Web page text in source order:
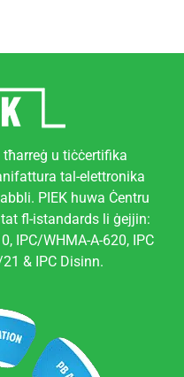
u tiċċertifika
tal-elettronika
PIEK huwa Ċentru
fl-istandards li ġejjin:
IPC/WHMA-A-620, IPC
& IPC Disinn.